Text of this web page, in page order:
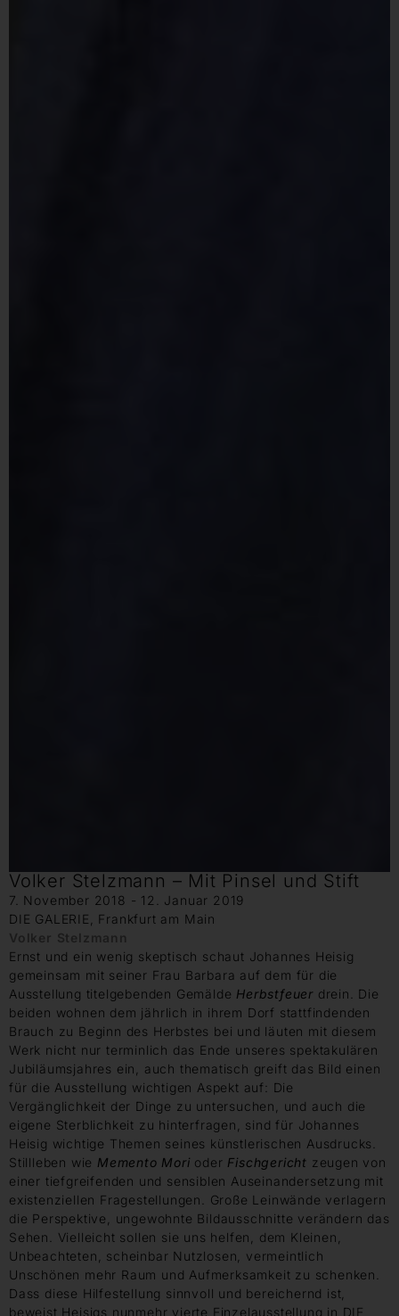
Volker Stelzmann – Mit Pinsel und Stift
7. November 2018 - 12. Januar 2019
DIE GALERIE, Frankfurt am Main
Volker Stelzmann
Ernst und ein wenig skeptisch schaut Johannes Heisig
gemeinsam mit seiner Frau Barbara auf dem für die
Ausstellung titelgebenden Gemälde Herbstfeuer drein. Die
beiden wohnen dem jährlich in ihrem Dorf stattfindenden
Brauch zu Beginn des Herbstes bei und läuten mit diesem
Werk nicht nur terminlich das Ende unseres spektakulären
Jubiläumsjahres ein, auch thematisch greift das Bild einen
für die Ausstellung wichtigen Aspekt auf: Die
Vergänglichkeit der Dinge zu untersuchen, und auch die
eigene Sterblichkeit zu hinterfragen, sind für Johannes
Heisig wichtige Themen seines künstlerischen Ausdrucks.
Stillleben wie Memento Mori oder Fischgericht zeugen von
einer tiefgreifenden und sensiblen Auseinandersetzung mit
existenziellen Fragestellungen. Große Leinwände verlagern
die Perspektive, ungewohnte Bildausschnitte verändern das
Sehen. Vielleicht sollen sie uns helfen, dem Kleinen,
Unbeachteten, scheinbar Nutzlosen, vermeintlich
Unschönen mehr Raum und Aufmerksamkeit zu schenken.
Dass diese Hilfestellung sinnvoll und bereichernd ist,
beweist Heisigs nunmehr vierte Einzelausstellung in DIE